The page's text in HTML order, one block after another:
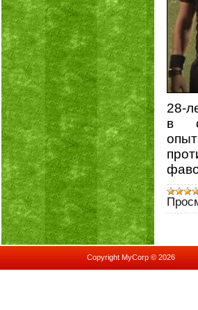
28-
в
Copyright MyCorp © 2026